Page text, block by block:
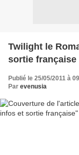
Twilight le
sortie française
Publié le 25/05/2011 à
Par evenusia